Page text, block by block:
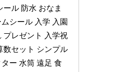
ール 防水 おなま
シール 入学 入園
プレゼント 入学祝
数セット シンプル
ー 水筒 遠足 食